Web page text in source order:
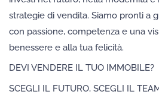
strategie di vendita. Siamo pronti a
con passione, competenza e una
benessere e alla tua felicità.
DEVI VENDERE IL TUO IMMOBILE?
SCEGLI IL FUTURO, SCEGLI IL